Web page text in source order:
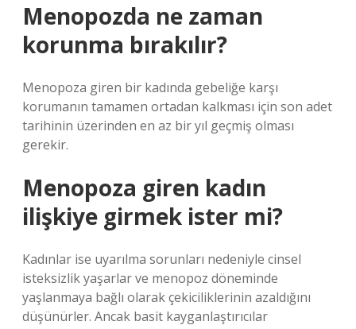
Menopozda ne zaman
korunma bırakılır?
Menopoza giren bir kadında gebeliğe karşı
korumanın tamamen ortadan kalkması için son adet
tarihinin üzerinden en az bir yıl geçmiş olması
gerekir.
Menopoza giren kadın
ilişkiye girmek ister mi?
Kadınlar ise uyarılma sorunları nedeniyle cinsel
isteksizlik yaşarlar ve menopoz döneminde
yaşlanmaya bağlı olarak çekiciliklerinin azaldığını
düşünürler. Ancak basit kayganlaştırıcılar